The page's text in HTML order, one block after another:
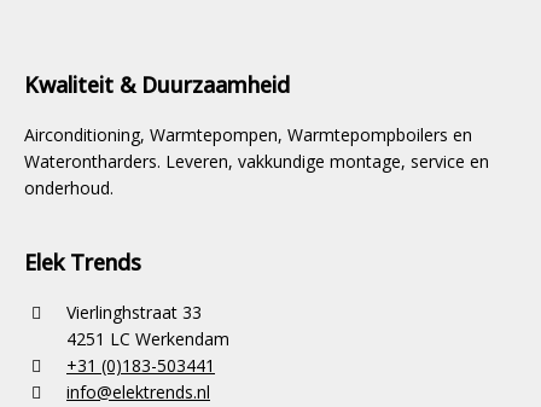
Kwaliteit & Duurzaamheid
Airconditioning, Warmtepompen, Warmtepompboilers en
Waterontharders. Leveren, vakkundige montage, service en
onderhoud.
Elek Trends
Vierlinghstraat 33
4251 LC Werkendam
+31 (0)183-503441
info@elektrends.nl